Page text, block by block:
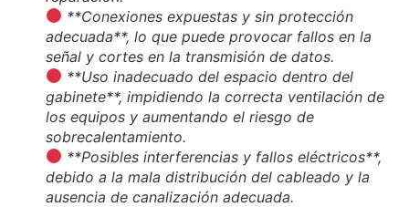
**Conexiones expuestas y sin protección
adecuada**, lo que puede provocar fallos en la
señal y cortes en la transmisión de datos.
**Uso inadecuado del espacio dentro del
gabinete**, impidiendo la correcta ventilación de
los equipos y aumentando el riesgo de
sobrecalentamiento.
**Posibles interferencias y fallos eléctricos**,
debido a la mala distribución del cableado y la
ausencia de canalización adecuada.